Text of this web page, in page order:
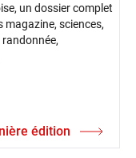
un dossier complet
magazine, sciences,
édition